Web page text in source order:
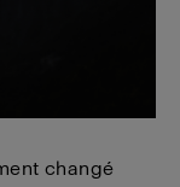
changé